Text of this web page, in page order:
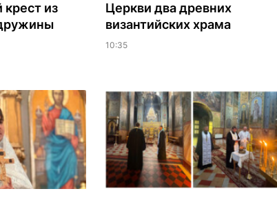
из
Церкви два древних
византийских храма
10:35